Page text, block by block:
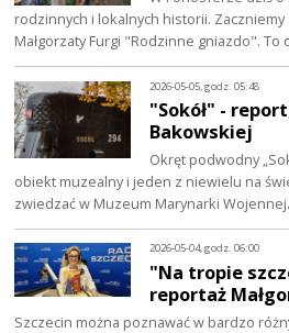
rodzinnych i lokalnych historii.
Małgorzaty Furgi "Rodzinne gniazdo". To
2026-05-05, godz. 05:48
"Sokół" -
Bakowskiej
Okręt podwodny
obiekt muzealny i jeden z niewielu na
zwiedzać w Muzeum Marynarki
2026-05-04, godz. 06:00
"Na tropie
reportaż
Szczecin można poznawać w bardzo